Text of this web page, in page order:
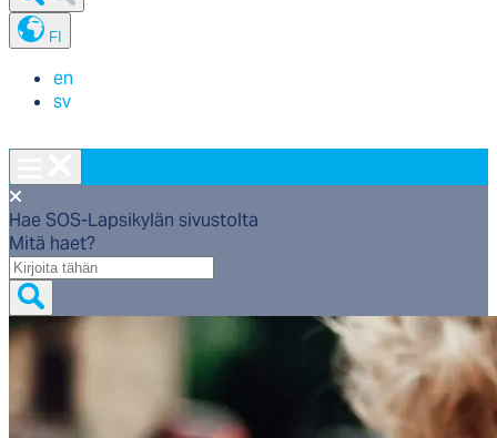
FI
en
sv
Hae SOS-Lapsikylän sivustolta
Mitä haet?
Mitä
haet?